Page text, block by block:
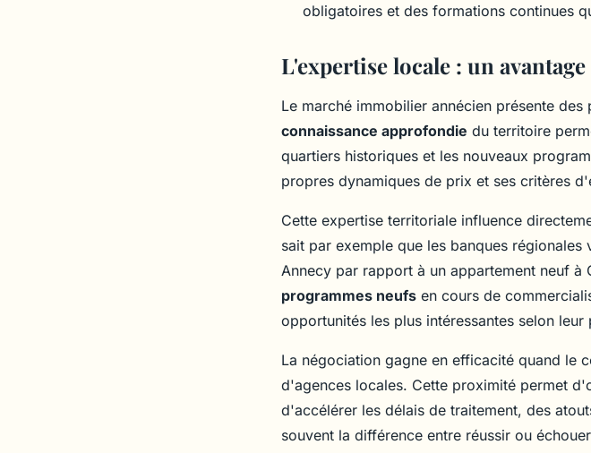
obligatoires et des formations continues
L'expertise locale : un
Le marché immobilier annécien présente
connaissance approfondie du territoire
quartiers historiques et les nouveaux
propres dynamiques de prix et ses critères
Cette expertise territoriale influence
sait par exemple que les banques
Annecy par rapport à un appartement neuf à
programmes neufs en cours de
opportunités les plus intéressantes selon leur
La négociation gagne en efficacité quand le
d'agences locales. Cette proximité permet
d'accélérer les délais de traitement, des
souvent la différence entre réussir ou